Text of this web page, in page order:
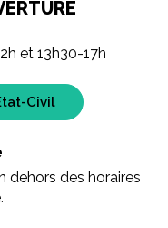
et 13h30-17h
Civil
dehors des horaires